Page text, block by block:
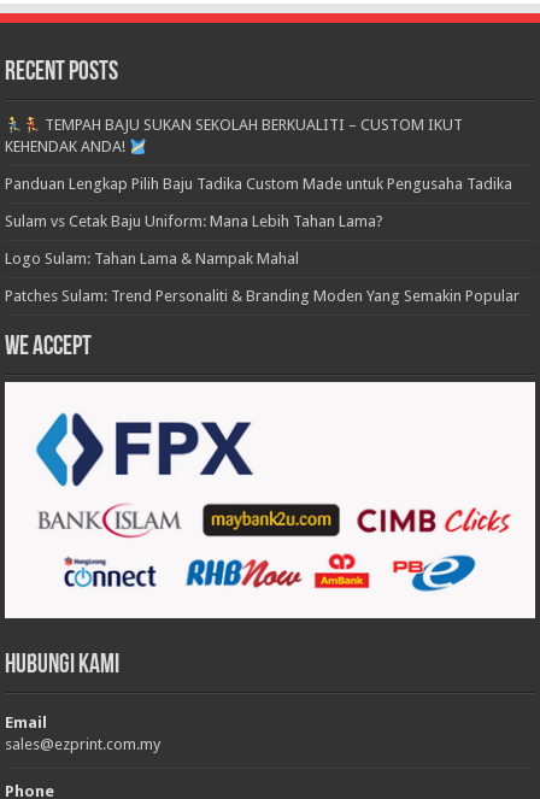
Recent Posts
TEMPAH BAJU SUKAN SEKOLAH BERKUALITI – CUSTOM IKUT
KEHENDAK ANDA!
Panduan Lengkap Pilih Baju Tadika Custom Made untuk Pengusaha Tadika
Sulam vs Cetak Baju Uniform: Mana Lebih Tahan Lama?
Logo Sulam: Tahan Lama & Nampak Mahal
Patches Sulam: Trend Personaliti & Branding Moden Yang Semakin Popular
We accept
Hubungi Kami
Email
sales@ezprint.com.my
Phone